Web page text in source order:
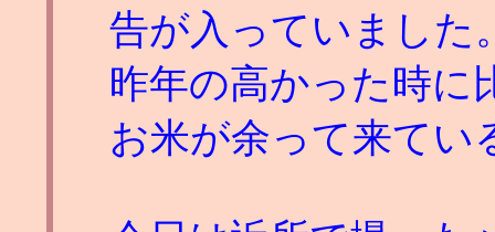
告が入っていました
昨年の高かった時に
お米が余って来てい